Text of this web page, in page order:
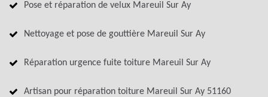
Pose et réparation de velux Mareuil Sur Ay
Nettoyage et pose de gouttière Mareuil Sur Ay
Réparation urgence fuite toiture Mareuil Sur Ay
Artisan pour réparation toiture Mareuil Sur Ay 51160